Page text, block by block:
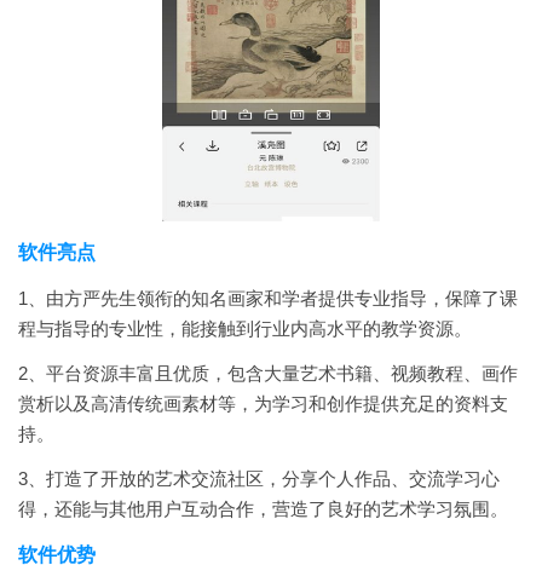
软件亮点
1、由方严先生领衔的知名画家和学者提供专业指导，保障了课
程与指导的专业性，能接触到行业内高水平的教学资源。
2、平台资源丰富且优质，包含大量艺术书籍、视频教程、画作
赏析以及高清传统画素材等，为学习和创作提供充足的资料支
持。
3、打造了开放的艺术交流社区，分享个人作品、交流学习心
得，还能与其他用户互动合作，营造了良好的艺术学习氛围。
软件优势